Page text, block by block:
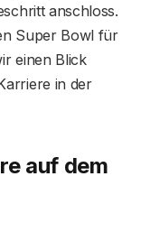
anschloss.
Super Bowl für
einen Blick
in der
auf dem